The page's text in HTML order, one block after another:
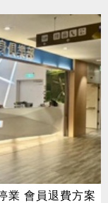
業 會員退費方案